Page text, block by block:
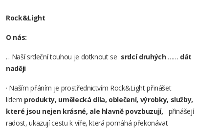
Rock&Light
O nás:
... Naší srdeční touhou je dotknout se srdcí druhých…… dát
naději
· Naším přáním je prostřednictvím Rock&Light přinášet
lidem produkty, umělecká díla, oblečení, výrobky, služby,
které jsou nejen krásné, ale hlavně povzbuzují,
přinášejí
radost, ukazují cestu k víře, která pomáhá překonávat